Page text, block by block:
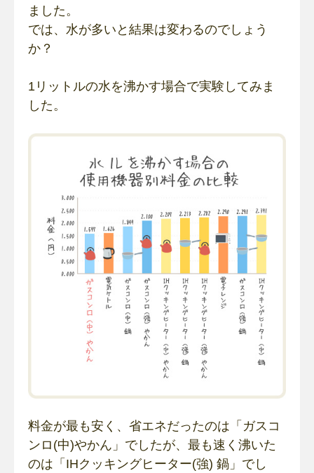
ました。
では、水が多いと結果は変わるのでしょう
か？
1リットルの水を沸かす場合で実験してみま
した。
料金が最も安く、省エネだったのは「ガスコ
ンロ(中)やかん」でしたが、最も速く沸いた
のは「IHクッキングヒーター(強) 鍋」でし